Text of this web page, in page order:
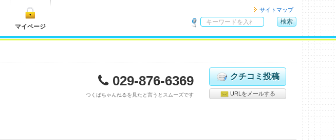
マイページ
サイトマップ
内
索
検索
029-876-6369
つくばちゃんねるを見たと言うとスムーズです
クチコミ投稿
URLをメールする